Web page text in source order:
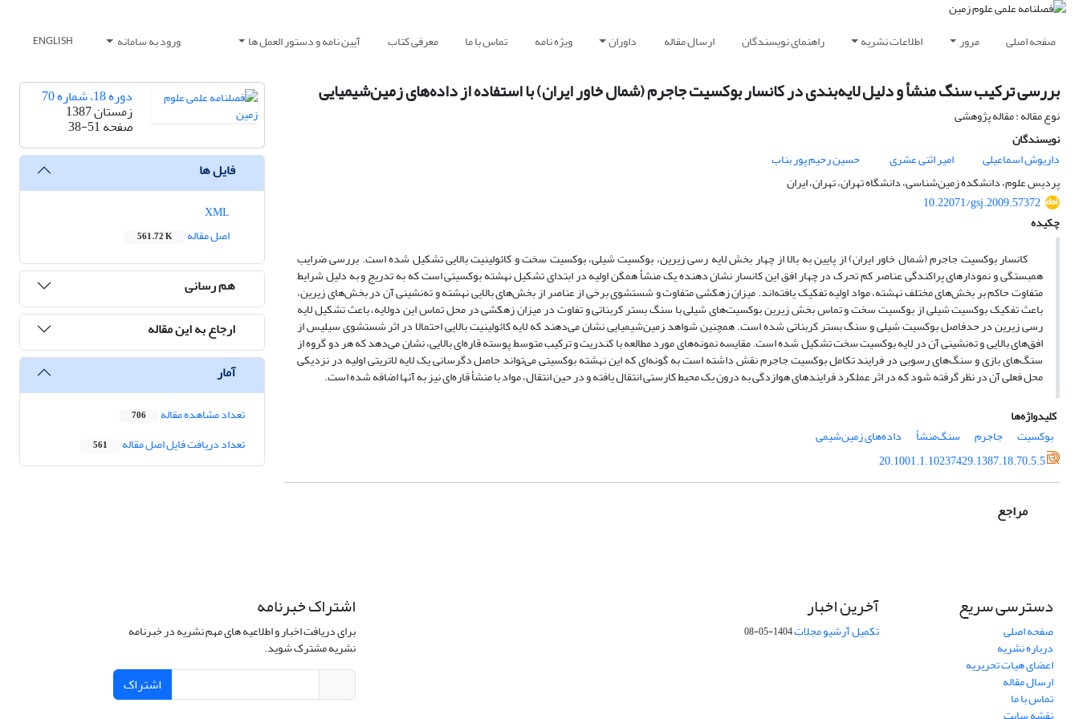
صفحه اصلی مرور اطلاعات نشریه راهنمای نویسندگان ارسال مقاله داوران ویژه نامه تماس با ما معرفی کتاب آیین نامه و دستور العمل ها ورود به سامانه ENGLISH
بررسی ترکیب سنگ منشأ و دلیل لایه‌بندی در کانسار بوکسیت جاجرم (شمال خاور ایران) با استفاده از داده‌های زمین‌شیمیایی
نوع مقاله : مقاله پژوهشی
نویسندگان
داریوش اسماعیلی
امیر اثنی عشری
حسین رحیم پور بناب
پردیس علوم، دانشکده زمین‌شناسی، دانشگاه تهران، تهران، ایران
10.22071/gsj.2009.57372
چکیده
کانسار بوکسیت جاجرم (شمال خاور ایران) از پایین به بالا از چهار بخش لایه رسی زیرین، بوکسیت شیلی، بوکسیت سخت و کائولینیت بالایی تشکیل شده است. بررسی ضرایب
همبستگی و نمودارهای پراکندگی عناصر کم تحرک در چهار افق این کانسار نشان دهنده یک منشأ همگن اولیه در ابتدای تشکیل نهشته بوکسیتی است که به تدریج و به دلیل شرایط
متفاوت حاکم بر بخش‌های مختلف نهشته، مواد اولیه تفکیک یافته‌اند. میزان زهکشی متفاوت و شستشوی برخی از عناصر از بخش‌های بالایی نهشته و ته‌نشینی آن در بخش‌های زیرین،
باعث تفکیک بوکسیت شیلی از بوکسیت سخت و تماس بخش زیرین بوکسیت‌های شیلی با سنگ بستر کربناتی و تفاوت در میزان زهکشی در محل تماس این دولایه، باعث تشکیل لایه
رسی زیرین در حدفاصل بوکسیت شیلی و سنگ بستر کربناتی شده است. همچنین شواهد ‍زمین‌شیمیایی نشان می‌دهند که لایه کائولینیت بالایی احتمالا در اثر شستشوی سیلیس از
افق‌های بالایی و ته‌نشینی آن در لایه بوکسیت سخت تشکیل شده است. مقایسه نمونه‌های مورد مطالعه با کندریت و ترکیب متوسط پوسته قاره‌ای بالایی، نشان می‌د‌هد که هر دو گروه از
سنگ‌های بازی و سنگ‌های رسوبی در فرایند تکامل بوکسیت جاجرم نقش داشته است به گونه‌ای که این نهشته بوکسیتی می‌تواند حاصل دگرسانی یک لایه لاتریتی اولیه در نزدیکی
محل فعلی آن در نظر گرفته شود که در اثر عملکرد فرایندهای هوازدگی به درون یک محیط کارستی انتقال یافته و در حین انتقال، مواد با منشأ قاره‌ای نیز به آنها اضافه شده است.
کلیدواژه‌ها
بوکسیت
جاجرم سنگ‌منشأ
داده‌های زمین‌شیمی
20.1001.1.10237429.1387.18.70.5.5
مراجع
دوره 18، شماره 70
زمستان 1387
صفحه38-51
فایل ها
اصل مقاله
561.72 K
هم رسانی
ارجاع به این مقاله
آمار
تعداد مشاهده مقاله 706
تعداد دریافت فایل اصل مقاله 561
دسترسی سریع
صفحه اصلی
درباره نشریه
اعضای هیات تحریریه
ارسال مقاله
تماس با ما
آخرین اخبار
تکمیل آرشیو مجلات1404-05-08
اشتراک خبرنامه
برای دریافت اخبار و اطلاعیه های مهم نشریه در خبرنامه
نشریه مشترک شوید.
اشتراک